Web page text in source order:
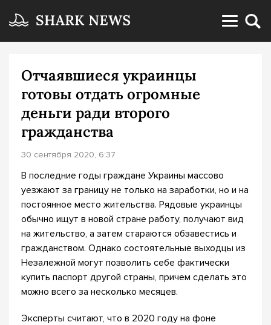
Отчаявшиеся украинцы
готовы отдать огромные
деньги ради второго
гражданства
30 сентября 2020, 6:37
В последние годы граждане Украины массово
уезжают за границу не только на заработки, но и на
постоянное место жительства. Рядовые украинцы
обычно ищут в новой стране работу, получают вид
на жительство, а затем стараются обзавестись и
гражданством. Однако состоятельные выходцы из
Незалежной могут позволить себе фактически
купить паспорт другой страны, причем сделать это
можно всего за несколько месяцев.
Эксперты считают, что в 2020 году на фоне